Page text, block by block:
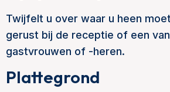
Twijfelt u over waar u heen
gerust bij de receptie of een
gastvrouwen of -heren.
Plattegrond